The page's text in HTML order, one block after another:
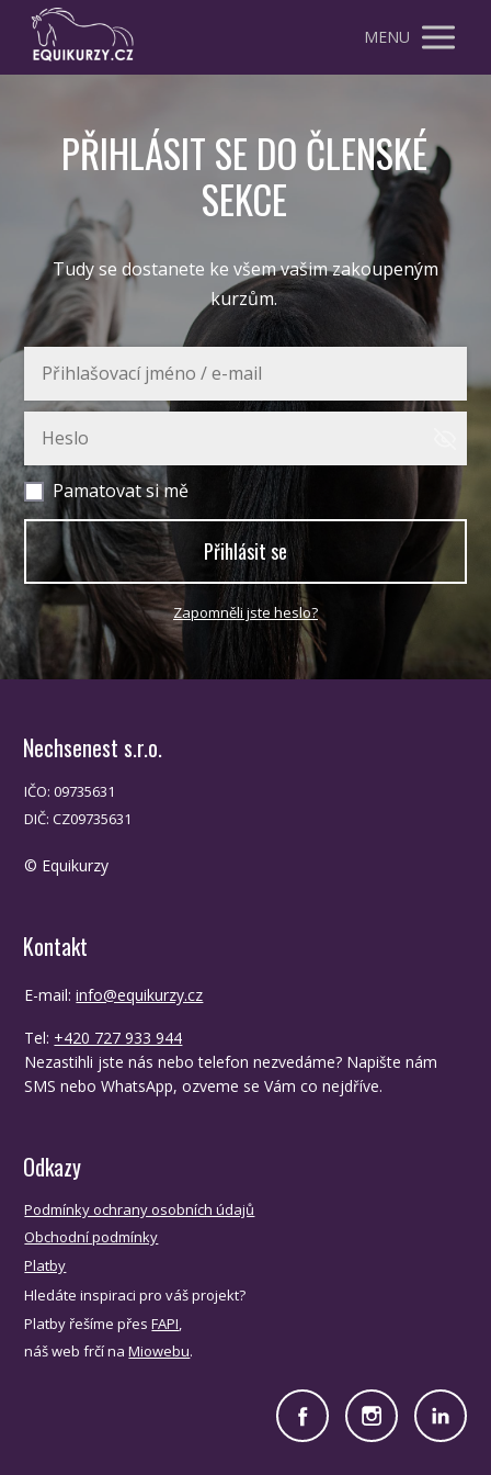
MENU
PŘIHLÁSIT SE DO ČLENSKÉ
SEKCE
Tudy se dostanete ke všem vašim zakoupeným
kurzům.
Pamatovat si mě
Přihlásit se
Zapomněli jste heslo?
Nechsenest s.r.o.
IČO: 09735631
DIČ: CZ09735631
© Equikurzy
Kontakt
E-mail:info@equikurzy.cz
Tel: +420 727 933 944
Nezastihli jste nás nebo telefon nezvedáme? Napište nám
SMS nebo WhatsApp, ozveme se Vám co nejdříve.
Odkazy
Podmínky ochrany osobních údajů
Obchodní podmínky
Platby
Hledáte inspiraci pro váš projekt?
Platby řešíme přesFAPI,
náš web frčí naMiowebu.